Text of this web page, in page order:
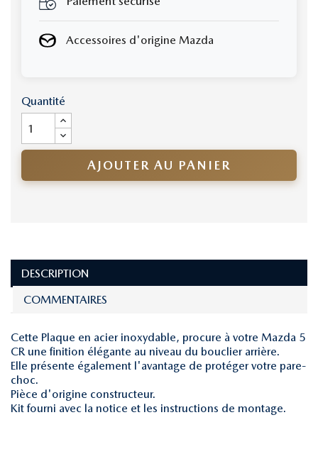
Accessoires d'origine Mazda
Quantité
AJOUTER AU PANIER
DESCRIPTION
COMMENTAIRES
Cette Plaque en acier inoxydable, procure à votre Mazda 5
CR une finition élégante au niveau du bouclier arrière.
Elle présente également l'avantage de protéger votre pare-
choc.
Pièce d'origine constructeur.
Kit fourni avec la notice et les instructions de montage.